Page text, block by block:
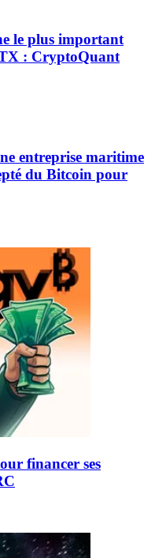
le plus important
: CryptoQuant
entreprise maritime
du Bitcoin pour
financer ses